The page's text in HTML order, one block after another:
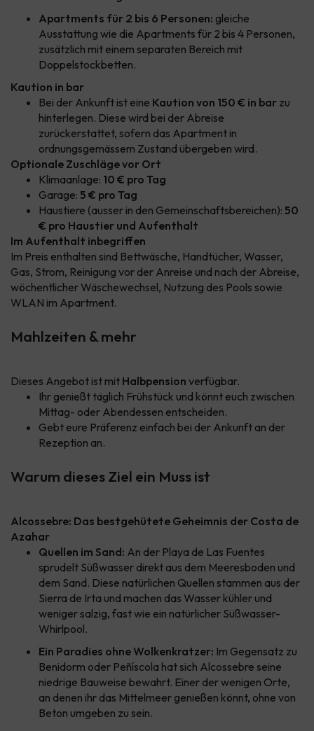
Apartments für 2 bis 6 Personen: gleiche
Ausstattung wie die Apartments für 2 bis 4 Personen,
zusätzlich mit einem separaten Bereich mit
Doppelstockbetten.
Kaution in bar
Bei der Ankunft ist eine Kaution von 150 € in bar zu
hinterlegen. Diese wird bei der Abreise
zurückerstattet, sofern das Apartment in
ordnungsgemässem Zustand übergeben wird.
Optionale Zuschläge vor Ort
Klimaanlage: 10 € pro Tag
Garage: 5 € pro Tag
Haustiere (ausser in den Gemeinschaftsbereichen): 50
€ pro Haustier und Aufenthalt
Im Aufenthalt inbegriffen
Im Preis enthalten sind Bettwäsche, Handtücher, Wasser,
Gas, Strom, Reinigung vor der Anreise und nach der Abreise,
wöchentlicher Wäschewechsel, Nutzung des Pools sowie
WLAN im Apartment.
Mahlzeiten & mehr
Dieses Angebot ist mit Halbpension verfügbar.
Ihr genießt täglich Frühstück und könnt euch zwischen
Mittag- oder Abendessen entscheiden.
Gebt eure Präferenz einfach bei der Ankunft an der
Rezeption an.
Warum dieses Ziel ein Muss ist
Alcossebre: Das bestgehütete Geheimnis der Costa de
Azahar
Quellen im Sand: An der Playa de Las Fuentes
sprudelt Süßwasser direkt aus dem Meeresboden und
dem Sand. Diese natürlichen Quellen stammen aus der
Sierra de Irta und machen das Wasser kühler und
weniger salzig, fast wie ein natürlicher Süßwasser-
Whirlpool.
Ein Paradies ohne Wolkenkratzer: Im Gegensatz zu
Benidorm oder Peñíscola hat sich Alcossebre seine
niedrige Bauweise bewahrt. Einer der wenigen Orte,
an denen ihr das Mittelmeer genießen könnt, ohne von
Beton umgeben zu sein.